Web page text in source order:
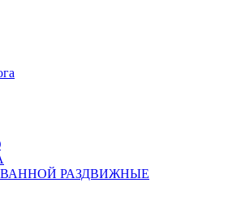
РАЗДВИЖНЫЕ